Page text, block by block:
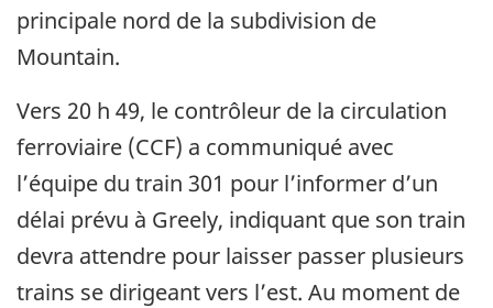
principale nord de la subdivision de
Mountain.
Vers 20 h 49, le contrôleur de la circulation
ferroviaire (CCF) a communiqué avec
l’équipe du train 301 pour l’informer d’un
délai prévu à Greely, indiquant que son train
devra attendre pour laisser passer plusieurs
trains se dirigeant vers l’est. Au moment de